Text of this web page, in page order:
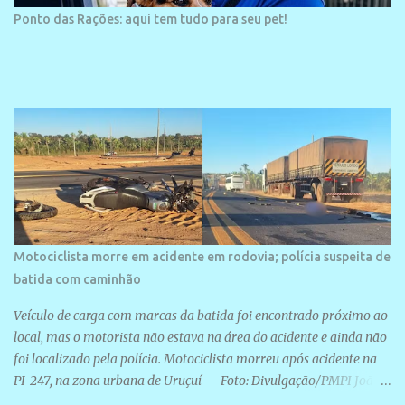
Ponto das Rações: aqui tem tudo para seu pet!
Motociclista morre em acidente em rodovia; polícia suspeita de
batida com caminhão
Veículo de carga com marcas da batida foi encontrado próximo ao
local, mas o motorista não estava na área do acidente e ainda não
foi localizado pela polícia. Motociclista morreu após acidente na
PI-247, na zona urbana de Uruçuí — Foto: Divulgação/PMPI João